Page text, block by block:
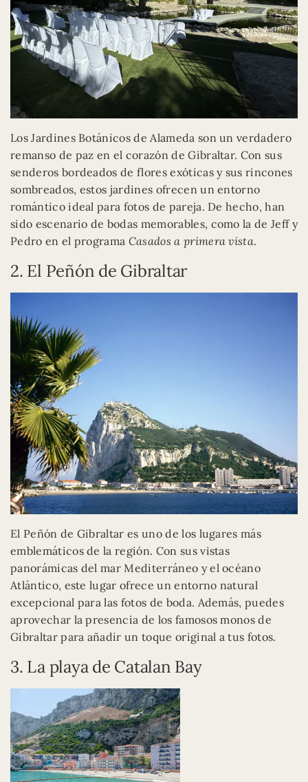
Los Jardines Botánicos de Alameda son un verdadero
remanso de paz en el corazón de Gibraltar. Con sus
senderos bordeados de flores exóticas y sus rincones
sombreados, estos jardines ofrecen un entorno
romántico ideal para fotos de pareja. De hecho, han
sido escenario de bodas memorables, como la de Jeff y
Pedro en el programa Casados a primera vista.
2. El Peñón de Gibraltar
El Peñón de Gibraltar es uno de los lugares más
emblemáticos de la región. Con sus vistas
panorámicas del mar Mediterráneo y el océano
Atlántico, este lugar ofrece un entorno natural
excepcional para las fotos de boda. Además, puedes
aprovechar la presencia de los famosos monos de
Gibraltar para añadir un toque original a tus fotos.
3. La playa de Catalan Bay